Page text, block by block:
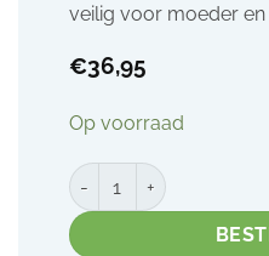
veilig voor moeder
€36,95
Op voorraad
Haakaa siliconen